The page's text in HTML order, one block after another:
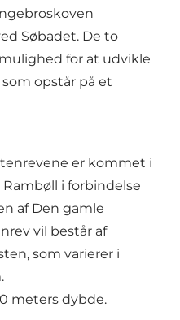
Søbadet. De to
for at udvikle
opstår på et
er kommet i
i forbindelse
af Den gamle
vil består af
som varierer i
meters dybde.